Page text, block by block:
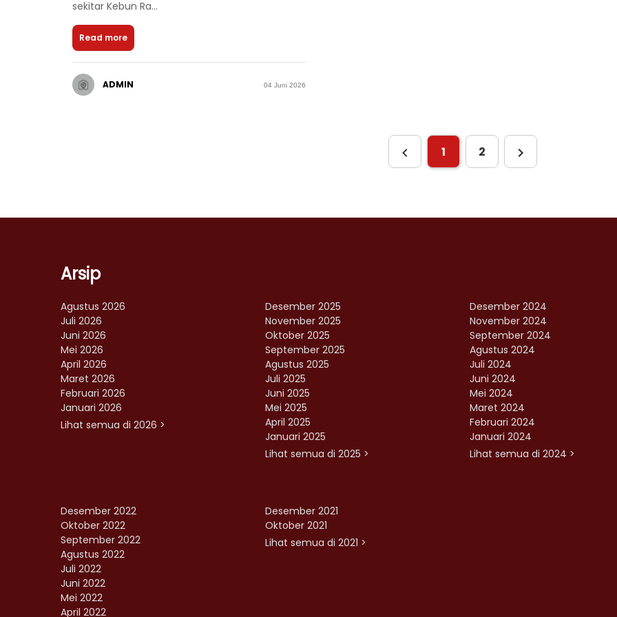
sekitar Kebun Ra...
Read more
ADMIN 04 Juni 2026
1 2
Arsip
Agustus 2026
Juli 2026
Juni 2026
Mei 2026
April 2026
Maret 2026
Februari 2026
Januari 2026
Lihat semua di 2026 >
Desember 2025
November 2025
Oktober 2025
September 2025
Agustus 2025
Juli 2025
Juni 2025
Mei 2025
April 2025
Januari 2025
Lihat semua di 2025 >
Desember 2024
November 2024
September 2024
Agustus 2024
Juli 2024
Juni 2024
Mei 2024
Maret 2024
Februari 2024
Januari 2024
Lihat semua di 2024 >
Desember 2022
Oktober 2022
September 2022
Agustus 2022
Juli 2022
Juni 2022
Mei 2022
April 2022
Desember 2021
Oktober 2021
Lihat semua di 2021 >